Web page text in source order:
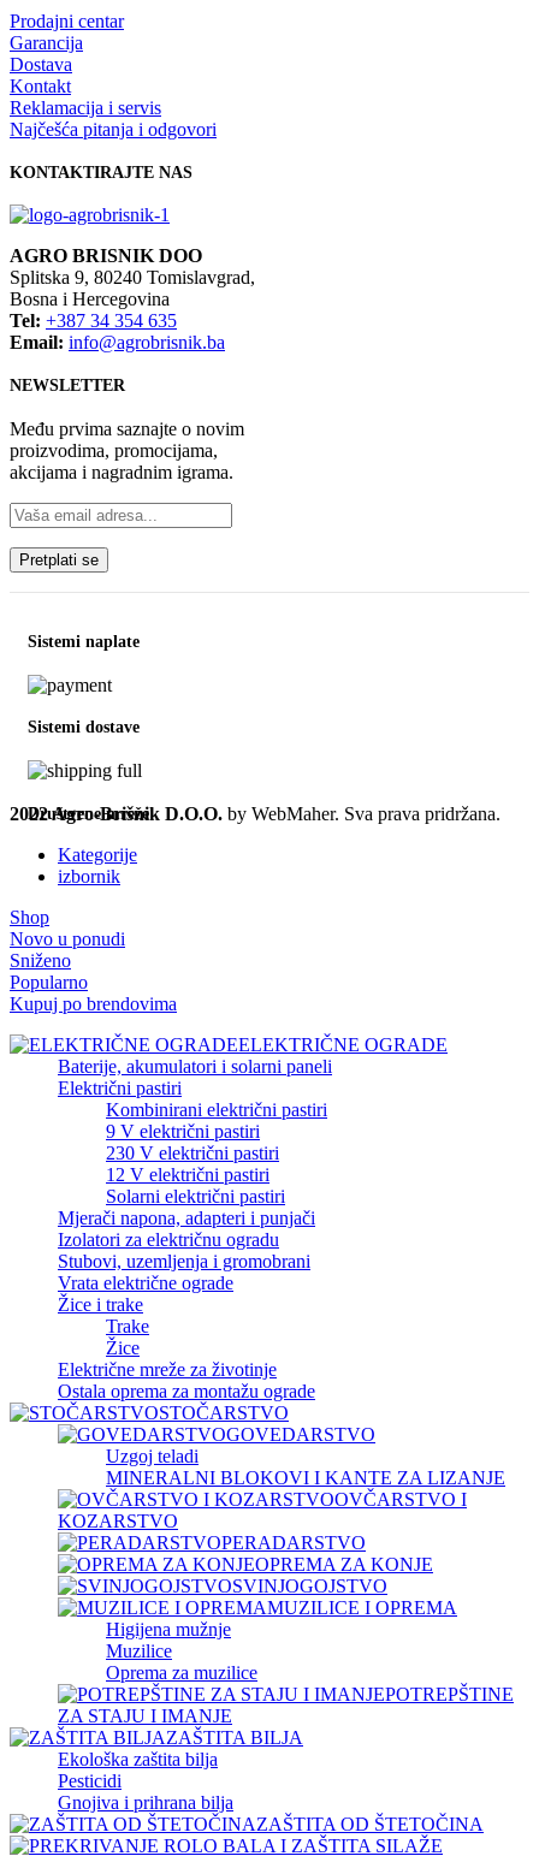
Prodajni centar
Garancija
Dostava
Kontakt
Reklamacija i servis
Najčešća pitanja i odgovori
KONTAKTIRAJTE NAS
AGRO BRISNIK DOO
Splitska 9, 80240 Tomislavgrad,
Bosna i Hercegovina
Tel: +387 34 354 635
Email: info@agrobrisnik.ba
NEWSLETTER
Među prvima saznajte o novim
proizvodima, promocijama,
akcijama i nagradnim igrama.
Sistemi naplate
Sistemi dostave
Društvene mreže
2022 Agro-Brišnik D.O.O. by WebMaher. Sva prava pridržana.
Kategorije
izbornik
Shop
Novo u ponudi
Sniženo
Popularno
Kupuj po brendovima
ELEKTRIČNE OGRADE
Baterije, akumulatori i solarni paneli
Električni pastiri
Kombinirani električni pastiri
9 V električni pastiri
230 V električni pastiri
12 V električni pastiri
Solarni električni pastiri
Mjerači napona, adapteri i punjači
Izolatori za električnu ogradu
Stubovi, uzemljenja i gromobrani
Vrata električne ograde
Žice i trake
Trake
Žice
Električne mreže za životinje
Ostala oprema za montažu ograde
STOČARSTVO
GOVEDARSTVO
Uzgoj teladi
MINERALNI BLOKOVI I KANTE ZA LIZANJE
OVČARSTVO I
KOZARSTVO
PERADARSTVO
OPREMA ZA KONJE
SVINJOGOJSTVO
MUZILICE I OPREMA
Higijena mužnje
Muzilice
Oprema za muzilice
POTREPŠTINE
ZA STAJU I IMANJE
ZAŠTITA BILJA
Ekološka zaštita bilja
Pesticidi
Gnojiva i prihrana bilja
ZAŠTITA OD ŠTETOČINA